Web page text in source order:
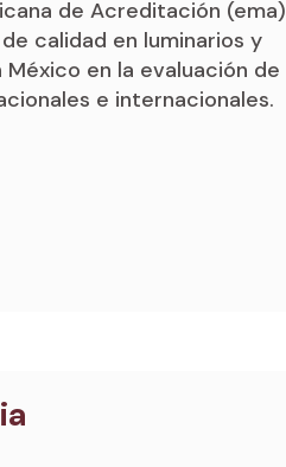
de Acreditación (ema)
calidad en luminarios y
en la evaluación de
e internacionales.